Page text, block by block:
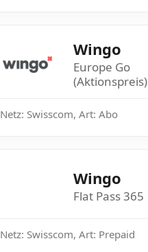
Wingo
Europe Go
(Aktionspreis)
Netz: Swisscom, Art: Abo
Wingo
Flat Pass 365
Netz: Swisscom, Art: Prepaid